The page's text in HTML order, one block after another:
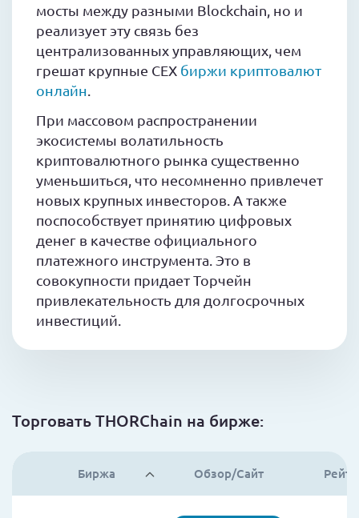
мосты между разными Blockchain, но и
реализует эту связь без
централизованных управляющих, чем
грешат крупные CEX биржи криптовалют
онлайн.
При массовом распространении
экосистемы волатильность
криптовалютного рынка существенно
уменьшиться, что несомненно привлечет
новых крупных инвесторов. А также
поспособствует принятию цифровых
денег в качестве официального
платежного инструмента. Это в
совокупности придает Торчейн
привлекательность для долгосрочных
инвестиций.
Торговать THORChain на бирже:
Биржа Обзор/Сайт